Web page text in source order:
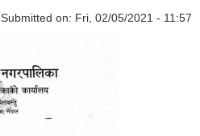
Submitted on: Fri, 02/05/2021 - 11:57